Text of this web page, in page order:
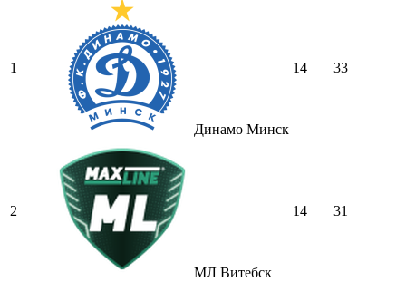
1
Динамо Минск
14 33
2
МЛ Витебск
14 31